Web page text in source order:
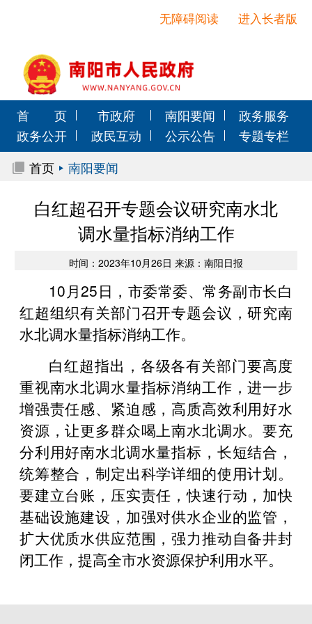
进入长者版
无障碍阅读
首 页 市政府 南阳要闻
政务服务
政务公开
政民互动 公示公告
专题专栏
首页
南阳要闻
白红超召开专题会议研究南水北
调水量指标消纳工作
时间：2023年10月26日 来源：南阳日报
10月25日，市委常委、常务副市长白
红超组织有关部门召开专题会议，研究南
水北调水量指标消纳工作。
白红超指出，各级各有关部门要高度
重视南水北调水量指标消纳工作，进一步
增强责任感、紧迫感，高质高效利用好水
资源，让更多群众喝上南水北调水。要充
分利用好南水北调水量指标，长短结合，
统筹整合，制定出科学详细的使用计划。
要建立台账，压实责任，快速行动，加快
基础设施建设，加强对供水企业的监管，
扩大优质水供应范围，强力推动自备井封
闭工作，提高全市水资源保护利用水平。